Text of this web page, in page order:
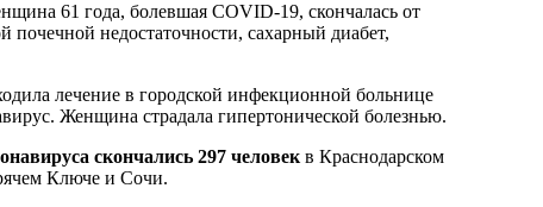
61 года, болевшая COVID-19, скончалась от
недостаточности, сахарный диабет,
лечение в городской инфекционной больнице
Женщина страдала гипертонической болезнью.
скончались 297 человек в Краснодарском
Ключе и Сочи.